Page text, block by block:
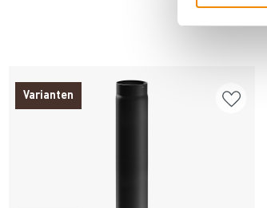
Varianten